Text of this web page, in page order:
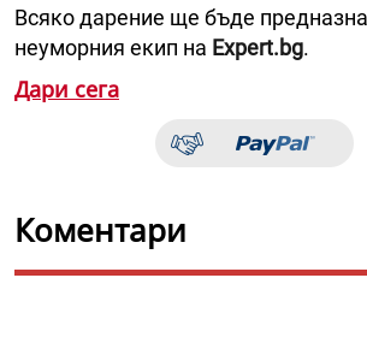
Всяко дарение ще бъде
неуморния екип на Expert.bg.
Дари сега
Коментари